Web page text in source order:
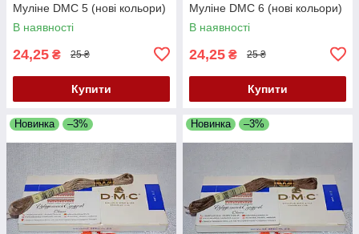
Муліне DMC 5 (нові кольори)
В наявності
24,25 ₴ 25 ₴
Купити
Муліне DMC 6 (нові кольори)
В наявності
24,25 ₴ 25 ₴
Купити
Новинка –3% Новинка –3%